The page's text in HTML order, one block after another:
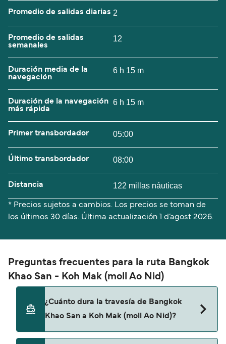
Promedio de salidas diarias 2
Promedio de salidas
semanales
12
Duración media de la
navegación
6 h 15 m
Duración de la navegación
más rápida
6 h 15 m
Primer transbordador 05:00
Último transbordador 08:00
Distancia 122 millas náuticas
* Precios sujetos a cambios. Los precios se toman de
los últimos 30 días. Última actualización
1 d’agost 2026.
Preguntas frecuentes para la ruta Bangkok
Khao San - Koh Mak (moll Ao Nid)
¿Cuánto dura la travesía de Bangkok
Khao San a Koh Mak (moll Ao Nid)?